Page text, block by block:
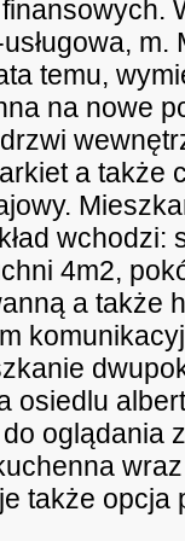
m.
temu,
na nowe
a
wchodzi:
4m2,
a także
osiedlu
oglądania
także opcja